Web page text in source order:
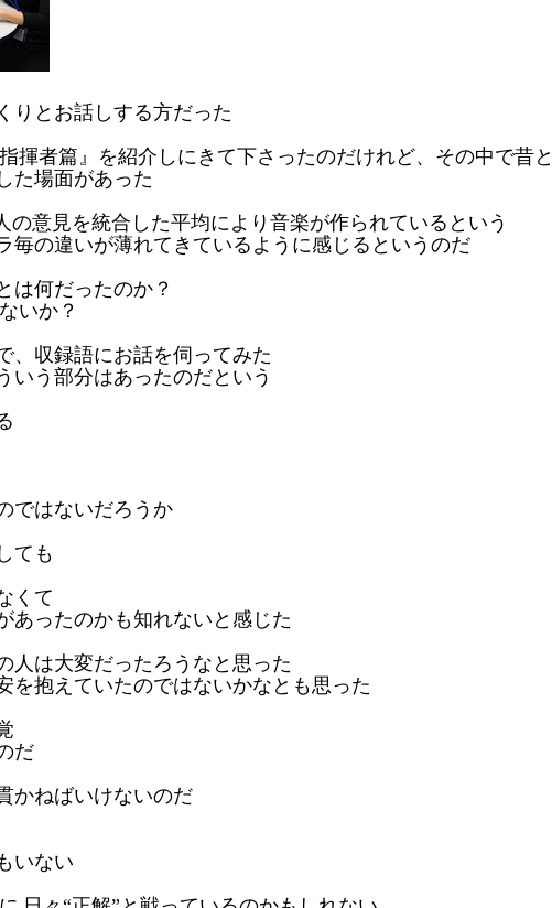
りとお話しする方だった
指揮者篇』を紹介しにきて下さったのだけれど、その中で昔
た場面があった
の意見を統合した平均により音楽が作られているという
毎の違いが薄れてきているように感じるというのだ
は何だったのか？
いか？
、収録語にお話を伺ってみた
いう部分はあったのだという
ではないだろうか
ても
くて
あったのかも知れないと感じた
人は大変だったろうな と思った
を抱えていたのではないかな とも思った
だ
かねばいけないのだ
いない